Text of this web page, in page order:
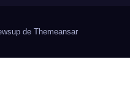
de Themeansar